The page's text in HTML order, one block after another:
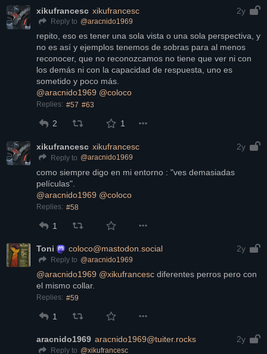
xikufrancesc xikufrancesc 2y
Reply to @aracnido1969
repito, eso es tener una sola vista o una sola perspectiva, y
no es así y ejemplos tenemos de sobras para al menos
reconocer, que no reconozcamos no tiene que ver ni con
los demás ni con la capacidad de respuesta, uno es
sometido y poco más.
@aracnido1969 @coloco
Replies: #57 #63
2 1
xikufrancesc xikufrancesc 2y
Reply to @aracnido1969
como siempre digo en mi entorno : "ves demasiadas
películas".
@aracnido1969 @coloco
Replies: #58
1
Toni coloco@mastodon.social 2y
Reply to @aracnido1969
@aracnido1969 @xikufrancesc diferentes perros pero con
el mismo collar.
Replies: #59
1
aracnido1969 aracnido1969@tuiter.rocks 2y
Reply to @xikufrancesc